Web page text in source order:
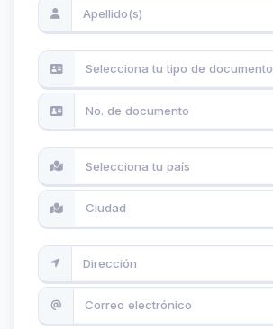
Selecciona tu tipo de documento
Selecciona tu país
Ciudad